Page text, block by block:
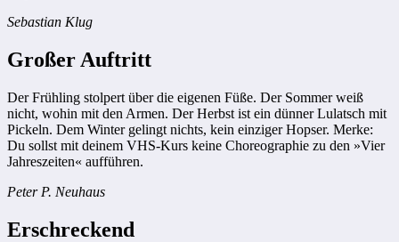
Sebastian Klug
Großer Auftritt
Der Frühling stolpert über die eigenen Füße. Der Sommer weiß
nicht, wohin mit den Armen. Der Herbst ist ein dünner Lulatsch mit
Pickeln. Dem Winter gelingt nichts, kein einziger Hopser. Merke:
Du sollst mit deinem VHS-Kurs keine Choreographie zu den »Vier
Jahreszeiten« aufführen.
Peter P. Neuhaus
Erschreckend